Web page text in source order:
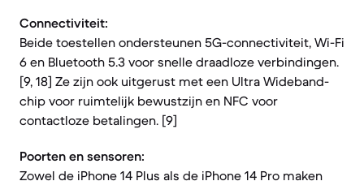
Connectiviteit:
Beide toestellen ondersteunen 5G-connectiviteit, Wi-Fi
6 en Bluetooth 5.3 voor snelle draadloze verbindingen.
[9, 18] Ze zijn ook uitgerust met een Ultra Wideband-
chip voor ruimtelijk bewustzijn en NFC voor
contactloze betalingen. [9]
Poorten en sensoren:
Zowel de iPhone 14 Plus als de iPhone 14 Pro maken